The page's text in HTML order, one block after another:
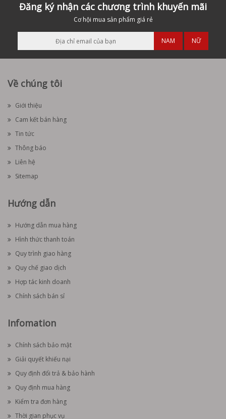
Đăng ký nhận các chương trình khuyến mãi
Cơ hội mua sản phẩm giá rẻ
NAM NỮ
Về chúng tôi
Giới thiệu
Cam kết bán hàng
Tin tức
Thông báo
Liên hệ
Sitemap
Hướng dẫn
Hướng dẫn mua hàng
Hình thức thanh toán
Quy trình giao hàng
Quy chế giao dịch
Hợp tác kinh doanh
Chính sách bán sỉ
Infomation
Chính sách bảo mật
Giải quyết khiếu nại
Quy định đổi trả & bảo hành
Quy định mua hàng
Kiểm tra đơn hàng
Thời gian phục vụ